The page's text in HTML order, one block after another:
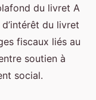
du livret A
du livret
fiscaux liés au
soutien à
social.